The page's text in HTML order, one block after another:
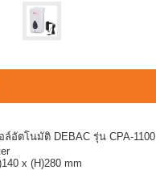
ล์อัตโนมัติ DEBAC รุ่น CPA-1100
x (H)280 mm